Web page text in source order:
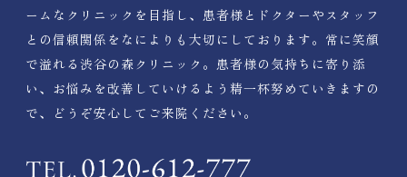
ームなクリニックを目指し、患者様とドクターやスタッフ
との信頼関係をなによりも大切にしております。常に笑顔
で溢れる渋谷の森クリニック。患者様の気持ちに寄り添
い、お悩みを改善していけるよう精一杯努めていきますの
で、どうぞ安心してご来院ください。